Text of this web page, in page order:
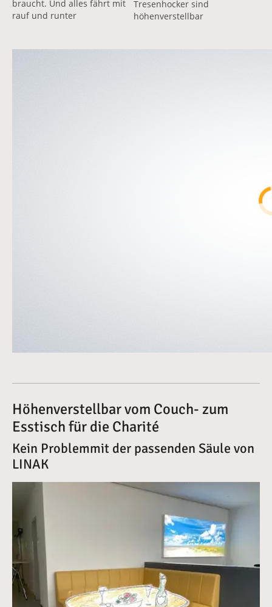
braucht. Und alles fährt mit
rauf und runter
Tresenhocker sind
höhenverstellbar
Höhenverstellbar vom Couch- zum
Esstisch für die Charité
Kein Problemmit der passenden Säule von
LINAK
Vergrößerte Version anzeigen für Höhenverstellbar